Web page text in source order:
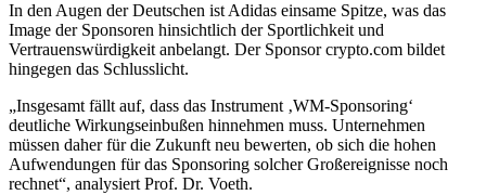
In den Augen der Deutschen ist Adidas einsame Spitze, was das
Image der Sponsoren hinsichtlich der Sportlichkeit und
Vertrauenswürdigkeit anbelangt. Der Sponsor crypto.com bildet
hingegen das Schlusslicht.
„Insgesamt fällt auf, dass das Instrument ‚WM-Sponsoring‘
deutliche Wirkungseinbußen hinnehmen muss. Unternehmen
müssen daher für die Zukunft neu bewerten, ob sich die hohen
Aufwendungen für das Sponsoring solcher Großereignisse noch
rechnet“, analysiert Prof. Dr. Voeth.